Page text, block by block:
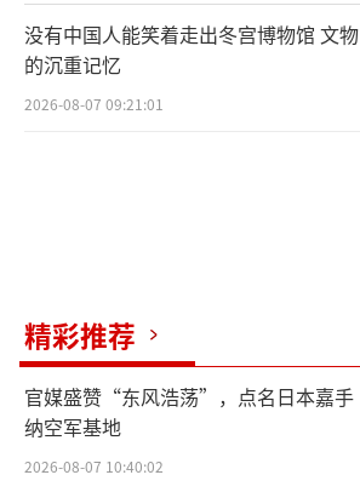
没有中国人能笑着走出冬宫博物馆 文物
的沉重记忆
2026-08-07 09:21:01
精彩推荐
官媒盛赞“东风浩荡”，点名日本嘉手
纳空军基地
2026-08-07 10:40:02